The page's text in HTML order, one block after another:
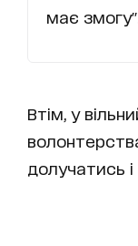
має змогу".
Втім, у
долучатись